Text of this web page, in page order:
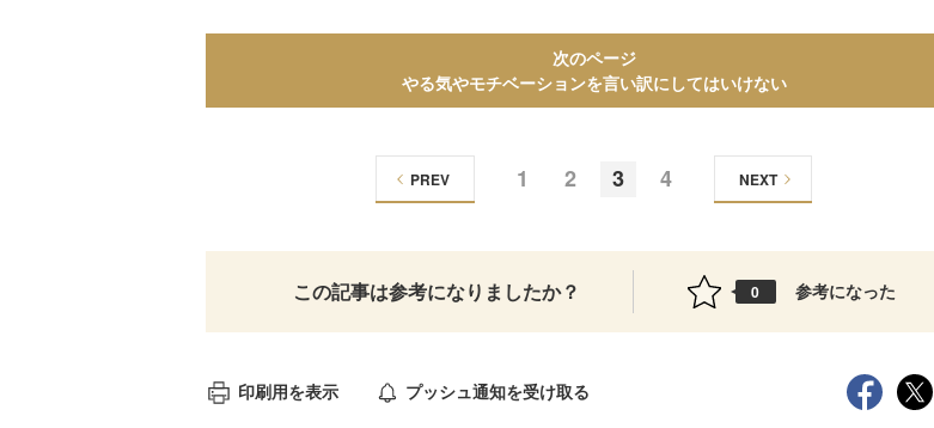
次のページ
やる気やモチベーションを言い訳にしてはいけない
1 2 3 4
PREV NEXT
この記事は参考になりましたか？ 0 参考になった
印刷用を表示 プッシュ通知を受け取る